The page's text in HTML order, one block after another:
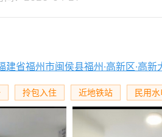
建省福州市闽侯县福州·高新区·高
拎包入住 近地铁站 民用